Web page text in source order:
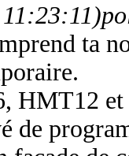
ta
HMT12
de